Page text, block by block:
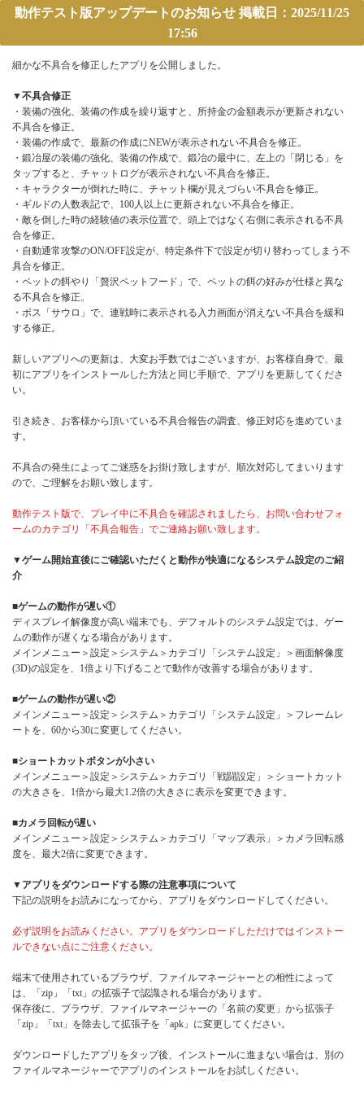
動作テスト版アップデートのお知らせ 掲載日：2025/11/25
17:56
細かな不具合を修正したアプリを公開しました。
▼不具合修正
・装備の強化、装備の作成を繰り返すと、所持金の金額表示が更新されない
不具合を修正。
・装備の作成で、最新の作成にNEWが表示されない不具合を修正。
・鍛冶屋の装備の強化、装備の作成で、鍛冶の最中に、左上の「閉じる」を
タップすると、チャットログが表示されない不具合を修正。
・キャラクターが倒れた時に、チャット欄が見えづらい不具合を修正。
・ギルドの人数表記で、100人以上に更新されない不具合を修正。
・敵を倒した時の経験値の表示位置で、頭上ではなく右側に表示される不具
合を修正。
・自動通常攻撃のON/OFF設定が、特定条件下で設定が切り替わってしまう不
具合を修正。
・ペットの餌やり「贅沢ペットフード」で、ペットの餌の好みが仕様と異な
る不具合を修正。
・ボス「サウロ」で、連戦時に表示される入力画面が消えない不具合を緩和
する修正。
新しいアプリへの更新は、大変お手数ではございますが、お客様自身で、最
初にアプリをインストールした方法と同じ手順で、アプリを更新してくださ
い。
引き続き、お客様から頂いている不具合報告の調査、修正対応を進めていま
す。
不具合の発生によってご迷惑をお掛け致しますが、順次対応してまいります
ので、ご理解をお願い致します。
動作テスト版で、プレイ中に不具合を確認されましたら、お問い合わせフォ
ームのカテゴリ「不具合報告」でご連絡お願い致します。
▼ゲーム開始直後にご確認いただくと動作が快適になるシステム設定のご紹
介
■ゲームの動作が遅い①
ディスプレイ解像度が高い端末でも、デフォルトのシステム設定では、ゲー
ムの動作が遅くなる場合があります。
メインメニュー＞設定＞システム＞カテゴリ「システム設定」＞画面解像度
(3D)の設定を、1倍より下げることで動作が改善する場合があります。
■ゲームの動作が遅い②
メインメニュー＞設定＞システム＞カテゴリ「システム設定」＞フレームレ
ートを、60から30に変更してください。
■ショートカットボタンが小さい
メインメニュー＞設定＞システム＞カテゴリ「戦闘設定」＞ショートカット
の大きさを、1倍から最大1.2倍の大きさに表示を変更できます。
■カメラ回転が遅い
メインメニュー＞設定＞システム＞カテゴリ「マップ表示」＞カメラ回転感
度を、最大2倍に変更できます。
▼アプリをダウンロードする際の注意事項について
下記の説明をお読みになってから、アプリをダウンロードしてください。
必ず説明をお読みください。アプリをダウンロードしただけではインストー
ルできない点にご注意ください。
端末で使用されているブラウザ、ファイルマネージャーとの相性によって
は、「zip」「txt」の拡張子で認識される場合があります。
保存後に、ブラウザ、ファイルマネージャーの「名前の変更」から拡張子
「zip」「txt」を除去して拡張子を「apk」に変更してください。
ダウンロードしたアプリをタップ後、インストールに進まない場合は、別の
ファイルマネージャーでアプリのインストールをお試しください。